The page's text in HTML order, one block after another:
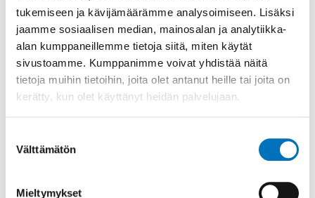
tukemiseen ja kävijämäärämme analysoimiseen. Lisäksi
jaamme sosiaalisen median, mainosalan ja analytiikka-
alan kumppaneillemme tietoja siitä, miten käytät
sivustoamme. Kumppanimme voivat yhdistää näitä
tietoja muihin tietoihin, joita olet antanut heille tai joita on
kerätty, kun olet käyttänyt heidän palvelujaan.
valinta
Välttämätön
Mieltymykset
käytännössä ja millaisia
kokemuksia käyttäjillä on?